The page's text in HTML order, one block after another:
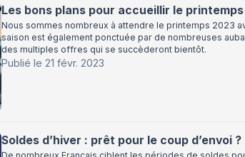
Les bons plans pour accueillir le printemps
Nous sommes nombreux à attendre le printemps 2023
saison est également ponctuée par de nombreuses
des multiples offres qui se succèderont bientôt.
Publié le 21 févr. 2023
Soldes d’hiver : prêt pour le coup d’envoi ?